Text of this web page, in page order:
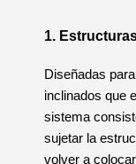
1.
Diseñadas
inclinados que
sistema
sujetar la
volver a